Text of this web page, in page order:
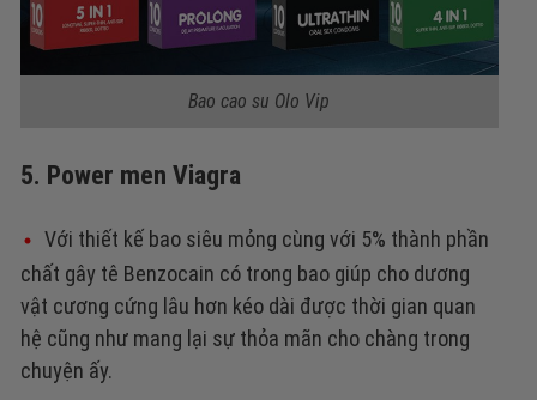
Bao cao su Olo Vip
5. Power men Viagra
Với thiết kế bao siêu mỏng cùng với 5% thành phần
chất gây tê Benzocain có trong bao giúp cho dương
vật cương cứng lâu hơn kéo dài được thời gian quan
hệ cũng như mang lại sự thỏa mãn cho chàng trong
chuyện ấy.